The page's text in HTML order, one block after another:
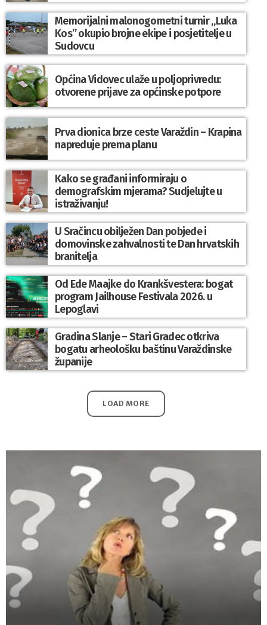
Memorijalni malonogometni turnir „Luka
Kos” okupio brojne ekipe i posjetitelje u
Sudovcu
Općina Vidovec ulaže u poljoprivredu:
otvorene prijave za općinske potpore
Prva dionica brze ceste Varaždin – Krapina
napreduje prema planu
Kako se građani informiraju o
demografskim mjerama? Sudjelujte u
istraživanju!
U Sračincu obilježen Dan pobjede i
domovinske zahvalnosti te Dan hrvatskih
branitelja
Od Ede Maajke do Krankšvestera: bogat
program Jailhouse Festivala 2026. u
Lepoglavi
Gradina Slanje – Stari Gradec otkriva
bogatu arheološku baštinu Varaždinske
županije
LOAD MORE